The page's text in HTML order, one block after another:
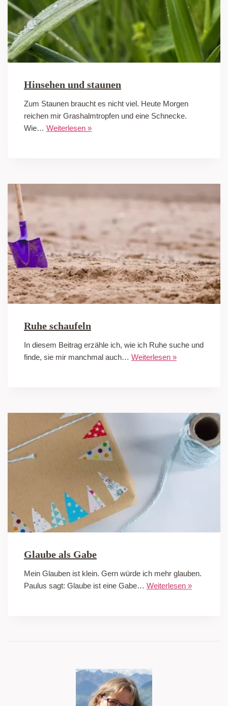
Hinsehen und staunen
Zum Staunen braucht es nicht viel. Heute Morgen
reichen mir Grashalmtropfen und eine Schnecke.
Wie… Weiterlesen »
Ruhe schaufeln
In diesem Beitrag erzähle ich, wie ich Ruhe suche und
finde, sie mir manchmal auch… Weiterlesen »
Glaube als Gabe
Mein Glauben ist klein. Gern würde ich mehr glauben.
Paulus sagt: Glaube ist eine Gabe… Weiterlesen »